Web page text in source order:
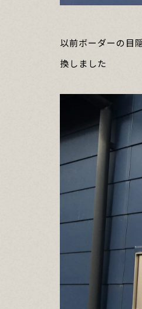
以前ボーダーの目
換しました